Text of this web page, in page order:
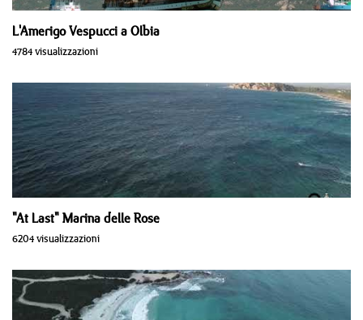
L'Amerigo Vespucci a Olbia
4784 visualizzazioni
"At Last" Marina delle Rose
6204 visualizzazioni